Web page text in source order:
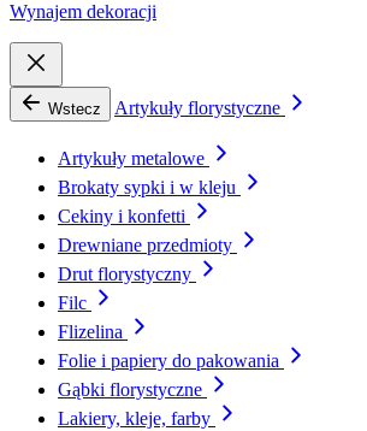
Wynajem dekoracji
Wstecz Artykuły florystyczne
Artykuły metalowe
Brokaty sypki i w kleju
Cekiny i konfetti
Drewniane przedmioty
Drut florystyczny
Filc
Flizelina
Folie i papiery do pakowania
Gąbki florystyczne
Lakiery, kleje, farby